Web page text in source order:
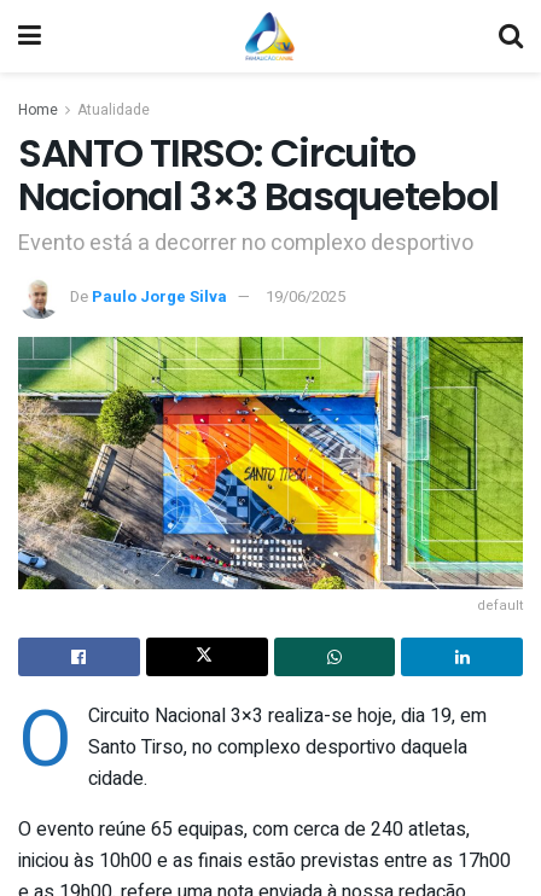
Home Atualidade
SANTO TIRSO: Circuito
Nacional 3×3 Basquetebol
Evento está a decorrer no complexo desportivo
De Paulo Jorge Silva 19/06/2025
default
O
Circuito Nacional 3×3 realiza-se hoje, dia 19, em
Santo Tirso, no complexo desportivo daquela
cidade.
O evento reúne 65 equipas, com cerca de 240 atletas,
iniciou às 10h00 e as finais estão previstas entre as 17h00